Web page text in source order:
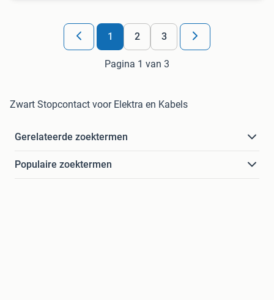
1 2 3
Pagina 1 van 3
Zwart Stopcontact voor Elektra en Kabels
Gerelateerde zoektermen
Populaire zoektermen